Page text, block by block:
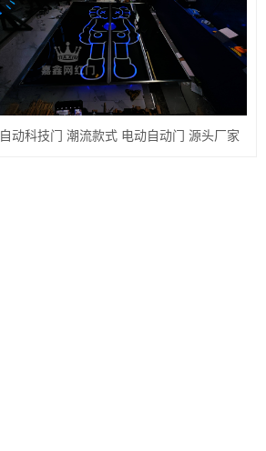
自动科技门 潮流款式 电动自动门 源头厂家